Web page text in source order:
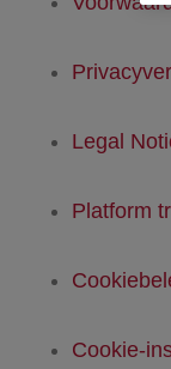
Legal
Platform
Cookie-